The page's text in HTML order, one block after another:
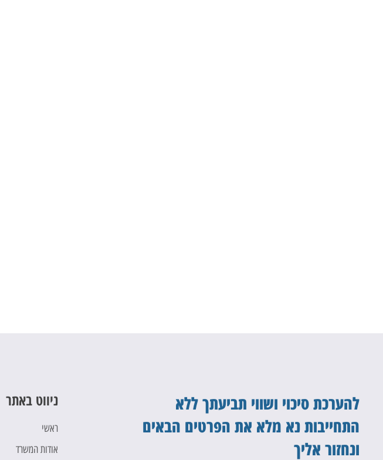
להערכת סיכוי ושווי תביעתך ללא
התחייבות נא מלא את הפרטים הבאים
ונחזור אליך
ניווט באתר
ראשי
אודות המשרד